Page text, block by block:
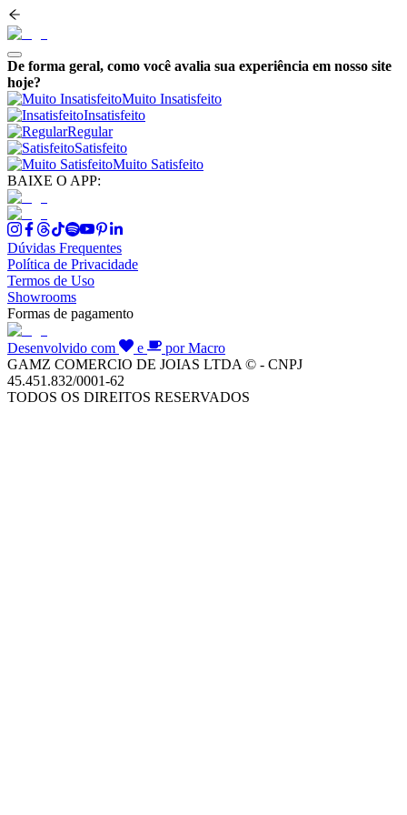
De forma geral, como você avalia sua experiência em nosso site
hoje?
Muito Insatisfeito
Insatisfeito
Regular
Satisfeito
Muito Satisfeito
BAIXE O APP:
Dúvidas Frequentes
Política de Privacidade
Termos de Uso
Showrooms
Formas de pagamento
Desenvolvido com e
por Macro
GAMZ COMERCIO DE JOIAS LTDA © - CNPJ
45.451.832/0001-62
TODOS OS DIREITOS RESERVADOS